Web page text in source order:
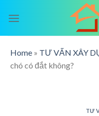
Home » TƯ VẤN XÂY
chó có đắt không?
TƯ